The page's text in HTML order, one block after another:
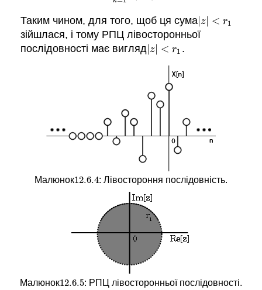
Таким чином, для того, щоб ця сума |z < r1
|z <r1
зійшлася, і тому РПЦ лівосторонньої
послідовності має вигляд |z < r1
|z <r1 .
Малюнок12.6.4
12.6.4: Лівостороння послідовність.
Малюнок12.6.5
12.6.5: РПЦ лівосторонньої послідовності.